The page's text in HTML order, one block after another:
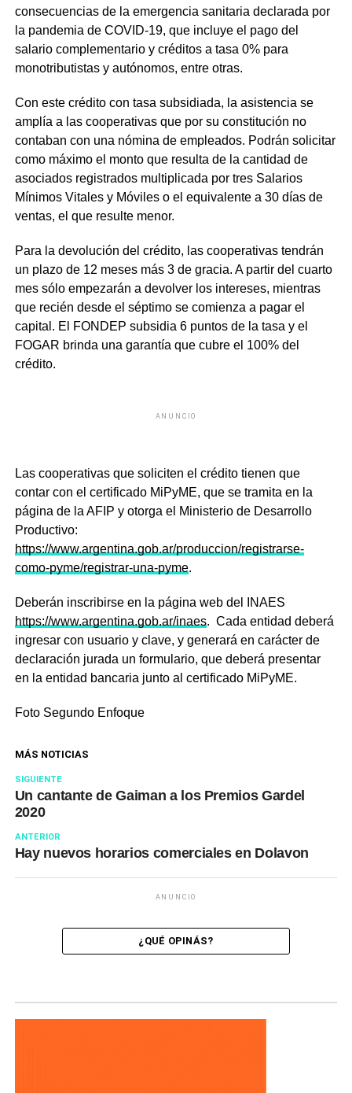
consecuencias de la emergencia sanitaria declarada por
la pandemia de COVID-19, que incluye el pago del
salario complementario y créditos a tasa 0% para
monotributistas y autónomos, entre otras.
Con este crédito con tasa subsidiada, la asistencia se
amplía a las cooperativas que por su constitución no
contaban con una nómina de empleados. Podrán solicitar
como máximo el monto que resulta de la cantidad de
asociados registrados multiplicada por tres Salarios
Mínimos Vitales y Móviles o el equivalente a 30 días de
ventas, el que resulte menor.
Para la devolución del crédito, las cooperativas tendrán
un plazo de 12 meses más 3 de gracia. A partir del cuarto
mes sólo empezarán a devolver los intereses, mientras
que recién desde el séptimo se comienza a pagar el
capital. El FONDEP subsidia 6 puntos de la tasa y el
FOGAR brinda una garantía que cubre el 100% del
crédito.
ANUNCIO
Las cooperativas que soliciten el crédito tienen que
contar con el certificado MiPyME, que se tramita en la
página de la AFIP y otorga el Ministerio de Desarrollo
Productivo:
https://www.argentina.gob.ar/produccion/registrarse-
como-pyme/registrar-una-pyme.
Deberán inscribirse en la página web del INAES
https://www.argentina.gob.ar/inaes. Cada entidad deberá
ingresar con usuario y clave, y generará en carácter de
declaración jurada un formulario, que deberá presentar
en la entidad bancaria junto al certificado MiPyME.
Foto Segundo Enfoque
MÁS NOTICIAS
SIGUIENTE
Un cantante de Gaiman a los Premios Gardel
2020
ANTERIOR
Hay nuevos horarios comerciales en Dolavon
ANUNCIO
¿QUÉ OPINÁS?